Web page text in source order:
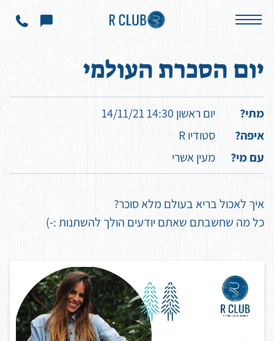
יום הסכרת העולמי
מתי?
יום ראשון 14:30 14/11/21
איפה?
סטודיו R
עם מי?
מעין אשרי
איך לאכול בריא בעולם מלא סוכר?
כל מה שחשבתם שאתם יודעים הולך להשתנות :-)